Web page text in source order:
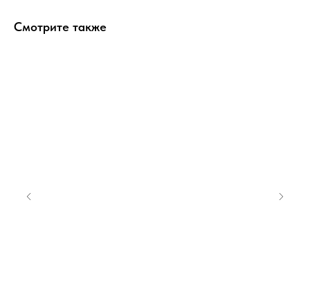
Смотрите также